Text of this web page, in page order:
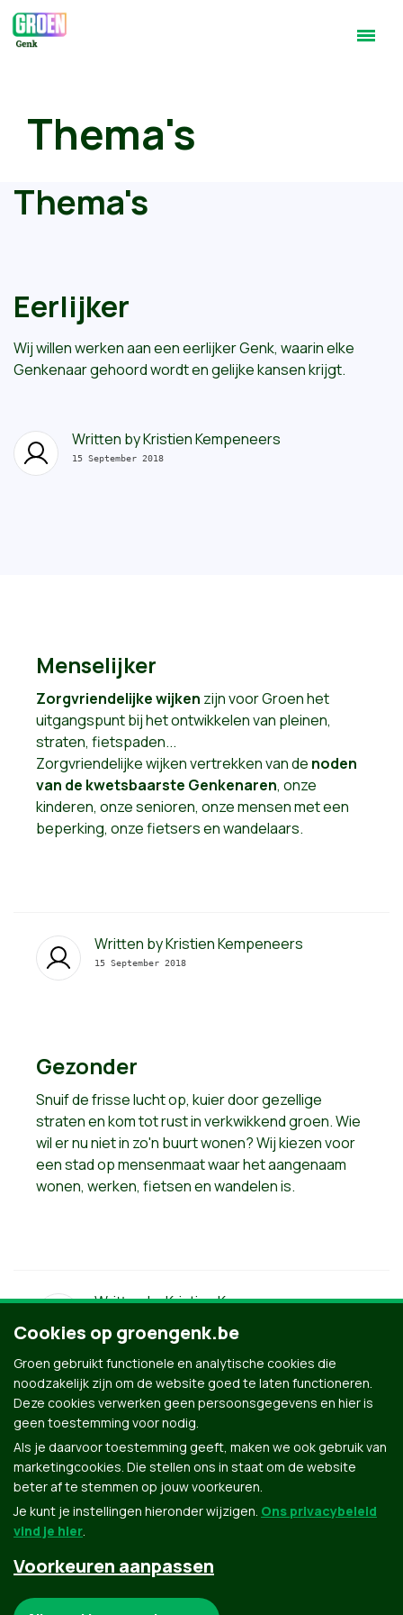
Thema's
Thema's
Eerlijker
Wij willen werken aan een eerlijker Genk, waarin elke
Genkenaar gehoord wordt en gelijke kansen krijgt.
Written byKristien Kempeneers
15 September 2018
Menselijker
Zorgvriendelijke wijken zijn voor Groen het
uitgangspunt bij het ontwikkelen van pleinen,
straten, fietspaden...
Zorgvriendelijke wijken vertrekken van de noden
van de kwetsbaarste Genkenaren, onze
kinderen, onze senioren, onze mensen met een
beperking, onze fietsers en wandelaars.
Written byKristien Kempeneers
15 September 2018
Gezonder
Snuif de frisse lucht op, kuier door gezellige
straten en kom tot rust in verkwikkend groen. Wie
wil er nu niet in zo'n buurt wonen? Wij kiezen voor
een stad op mensenmaat waar het aangenaam
wonen, werken, fietsen en wandelen is.
Written byKristien Kempeneers
Groen.be
Cookies op groengenk.be
Groen gebruikt functionele en analytische cookies die
noodzakelijk zijn om de website goed te laten functioneren.
Deze cookies verwerken geen persoonsgegevens en hier is
geen toestemming voor nodig.
Als je daarvoor toestemming geeft, maken we ook gebruik van
marketingcookies. Die stellen ons in staat om de website
beter af te stemmen op jouw voorkeuren.
Je kunt je instellingen hieronder wijzigen. Ons privacybeleid
vind je hier.
Voorkeuren aanpassen